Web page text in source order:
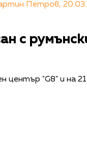
Петров,
с
център "G8" и на